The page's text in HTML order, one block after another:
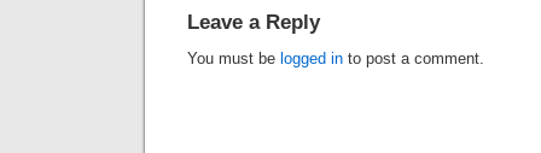
Leave a Reply
You must be logged in to post a comment.